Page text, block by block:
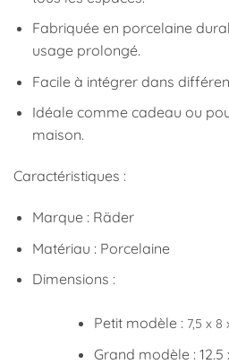
Fabriquée en porcelaine
usage prolongé.
Facile à intégrer dans
Idéale comme cadeau ou
maison.
Caractéristiques :
Marque : Räder
Matériau : Porcelaine
Dimensions :
Petit modèle : 7,5 x 8
Grand modèle : 12.5